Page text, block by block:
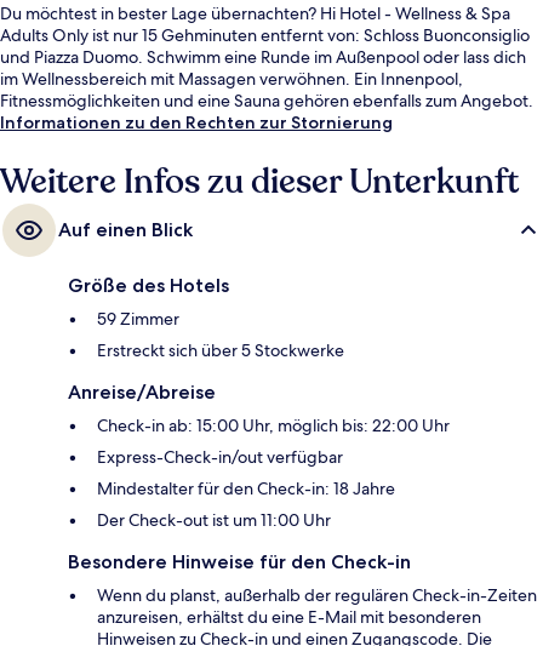
Du möchtest in bester Lage übernachten? Hi Hotel - Wellness & Spa
Adults Only ist nur 15 Gehminuten entfernt von: Schloss Buonconsiglio
und Piazza Duomo. Schwimm eine Runde im Außenpool oder lass dich
im Wellnessbereich mit Massagen verwöhnen. Ein Innenpool,
Fitnessmöglichkeiten und eine Sauna gehören ebenfalls zum Angebot.
Informationen zu den Rechten zur Stornierung
Weitere Infos zu dieser Unterkunft
Auf einen Blick
Größe des Hotels
59 Zimmer
Erstreckt sich über 5 Stockwerke
Anreise/Abreise
Check-in ab: 15:00 Uhr, möglich bis: 22:00 Uhr
Express-Check-in/out verfügbar
Mindestalter für den Check-in: 18 Jahre
Der Check-out ist um 11:00 Uhr
Besondere Hinweise für den Check-in
Wenn du planst, außerhalb der regulären Check-in-Zeiten
anzureisen, erhältst du eine E-Mail mit besonderen
Hinweisen zu Check-in und einen Zugangscode. Die